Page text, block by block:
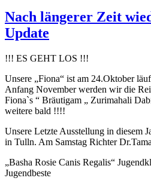
Nach längerer Zeit
Update
!!! ES GEHT LOS !!!
Unsere „Fiona“ ist am 24.Oktober
Anfang November werden wir die
Fiona`s “ Bräutigam „ Zurimahali
weitere bald !!!!
Unsere Letzte Ausstellung in diesem
in Tulln. Am Samstag Richter
„Basha Rosie Canis Regalis“
Jugendbeste